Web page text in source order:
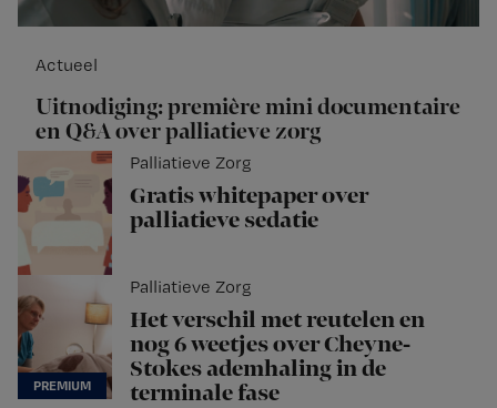
Actueel
Uitnodiging: première mini documentaire
en Q&A over palliatieve zorg
Palliatieve Zorg
Gratis whitepaper over
palliatieve sedatie
Palliatieve Zorg
Het verschil met reutelen en
nog 6 weetjes over Cheyne-
Stokes ademhaling in de
terminale fase